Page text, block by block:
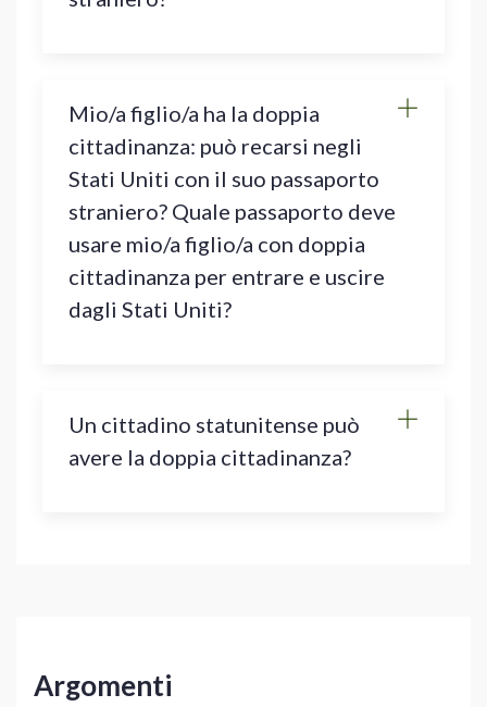
Argomenti
Mio/a figlio/a ha la doppia
cittadinanza: può recarsi negli
Stati Uniti con il suo passaporto
straniero? Quale passaporto deve
usare mio/a figlio/a con doppia
cittadinanza per entrare e uscire
dagli Stati Uniti?
Un cittadino statunitense può
avere la doppia cittadinanza?